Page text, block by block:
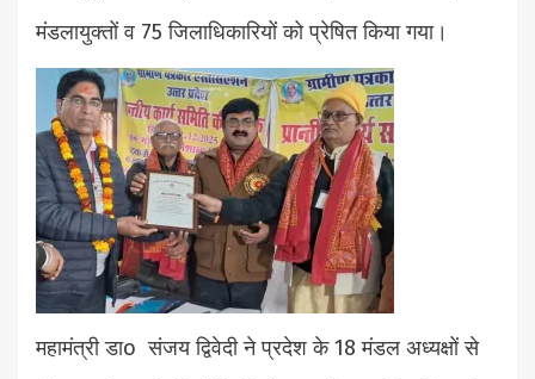
मंडलायुक्तों व 75 जिलाधिकारियों को प्रेषित किया गया।
महामंत्री डाo संजय द्विवेदी ने प्रदेश के 18 मंडल अध्यक्षों से